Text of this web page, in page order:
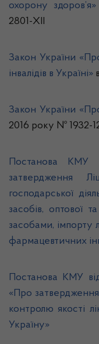
охорону здоров’я»
2801-ХІІ
Закон України
інвалідів в Україні»
Закон України
2016 року № 1932-
Постанова
затвердження
господарської
засобів, оптової
засобами, імпорту
фармацевтичних
Постанова КМУ
«Про
контролю якості
Україну»